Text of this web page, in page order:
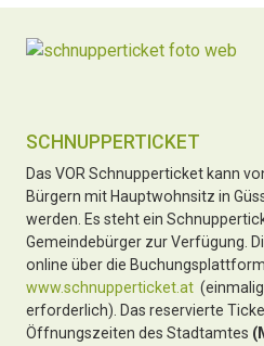
SCHNUPPERTICKET
Das VOR Schnupperticket kann
Bürgern mit Hauptwohnsitz in
werden. Es steht ein
Gemeindebürger zur Verfügung.
online über die Buchungsplattform
www.schnupperticket.at
erforderlich). Das reservierte
Öffnungszeiten des Stadtamtes